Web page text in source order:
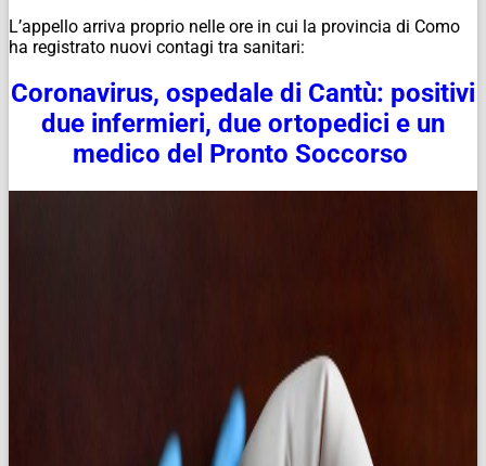
L’appello arriva proprio nelle ore in cui la provincia di Como
ha registrato nuovi contagi tra sanitari:
Coronavirus, ospedale di Cantù: positivi
due infermieri, due ortopedici e un
medico del Pronto Soccorso